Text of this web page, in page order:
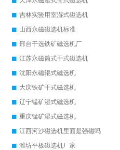
吉林实验用室湿式磁选机
山西永磁磁选机标准
邢台干选铁矿磁选机厂
江苏永磁筒式干式磁选机
沈阳永磁辊式磁选机
大庆铁矿干式磁选机
辽宁锰矿湿式磁选机
重庆锰矿湿式磁选机
江西河沙磁选机里面是强磁吗
潍坊平板磁选机厂家